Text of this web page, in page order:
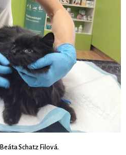
Schatz Filová.